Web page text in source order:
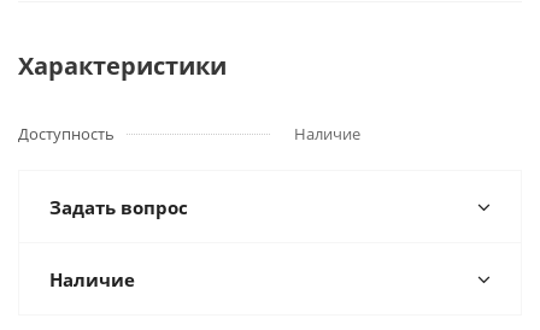
Характеристики
Доступность Наличие
Задать вопрос
Наличие